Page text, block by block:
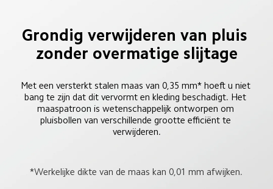
Grondig verwijderen van pluis
zonder overmatige slijtage
Met een versterkt stalen maas van 0,35 mm* hoeft u niet
bang te zijn dat dit vervormt en kleding beschadigt. Het
maaspatroon is wetenschappelijk ontworpen om
pluisbollen van verschillende grootte efficiënt te
verwijderen.
*Werkelijke dikte van de maas kan 0,01 mm afwijken.